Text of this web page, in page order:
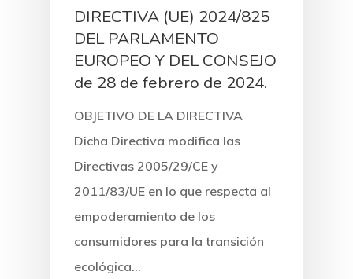
DIRECTIVA (UE) 2024/825
DEL PARLAMENTO
EUROPEO Y DEL CONSEJO
de 28 de febrero de 2024.
OBJETIVO DE LA DIRECTIVA
Dicha Directiva modifica las
Directivas 2005/29/CE y
2011/83/UE en lo que respecta al
empoderamiento de los
consumidores para la transición
ecológica…